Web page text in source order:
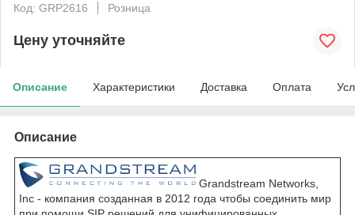
Код: GRP2616
Розница
Цену уточняйте
Описание Характеристики Доставка Оплата
Описание
Grandstream Networks,
Inc - компания созданная в 2012 года чтобы соединить мир